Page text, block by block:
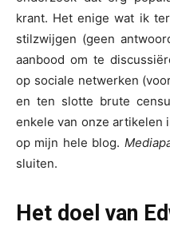
krant. Het enige wat ik
stilzwijgen (geen
aanbood om te
op sociale netwerken
en ten slotte brute
enkele van onze artikelen
op mijn hele blog.
sluiten.
Het doel van